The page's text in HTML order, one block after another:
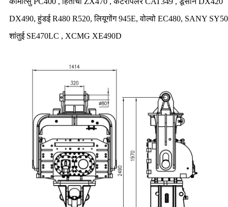
DX490, हुंडई R480 R520, लियूगोंग 945E, वोल्वो EC480, SANY
शांतुई SE470LC , XCMG XE490D